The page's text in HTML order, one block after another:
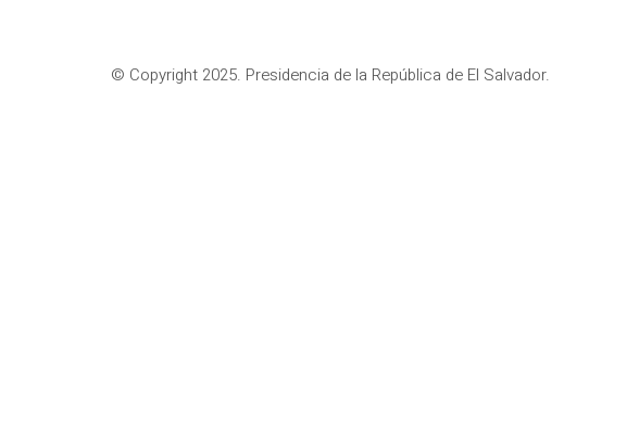
© Copyright 2025. Presidencia de la República de El Salvador.